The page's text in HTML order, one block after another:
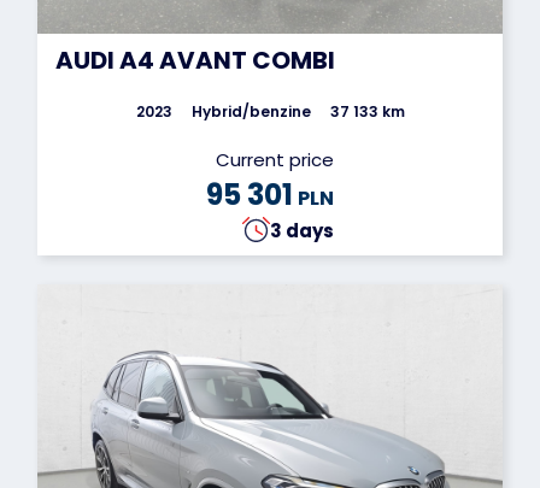
AUDI A4 AVANT COMBI
2023 Hybrid/benzine 37 133 km
Current price
95 301 PLN
3 days